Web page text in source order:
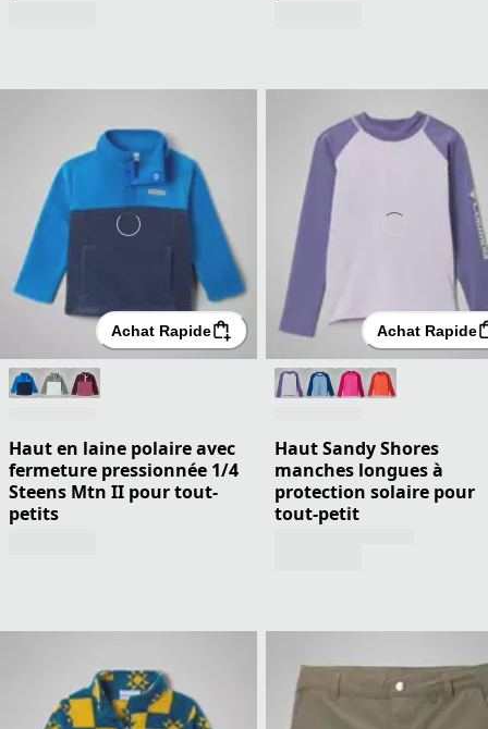
Achat Rapide
Haut en laine polaire avec
fermeture pressionnée 1/4
Steens Mtn II pour tout-
petits
Achat Rapide
Haut Sandy Shores
manches longues à
protection solaire pour
tout-petit